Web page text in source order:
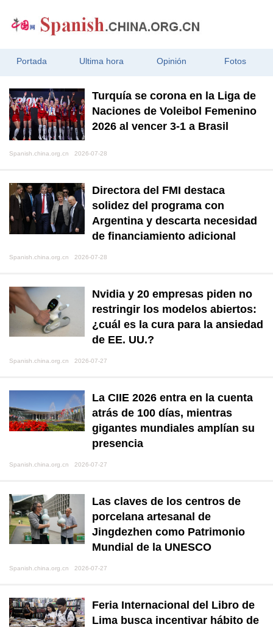
Portada Ultima hora Opinión Fotos
Turquía se corona en la Liga de
Naciones de Voleibol Femenino
2026 al vencer 3-1 a Brasil
Spanish.china.org.cn 2026-07-28
Directora del FMI destaca
solidez del programa con
Argentina y descarta necesidad
de financiamiento adicional
Spanish.china.org.cn 2026-07-28
Nvidia y 20 empresas piden no
restringir los modelos abiertos:
¿cuál es la cura para la ansiedad
de EE. UU.?
Spanish.china.org.cn 2026-07-27
La CIIE 2026 entra en la cuenta
atrás de 100 días, mientras
gigantes mundiales amplían su
presencia
Spanish.china.org.cn 2026-07-27
Las claves de los centros de
porcelana artesanal de
Jingdezhen como Patrimonio
Mundial de la UNESCO
Spanish.china.org.cn 2026-07-27
Feria Internacional del Libro de
Lima busca incentivar hábito de